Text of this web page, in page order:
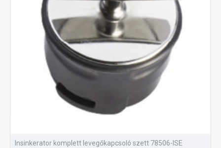
Insinkerator komplett levegőkapcsoló szett 78506-ISE